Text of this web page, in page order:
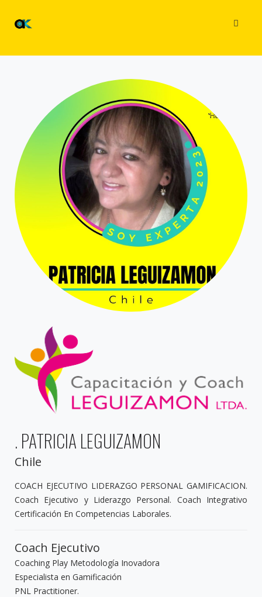
. PATRICIA LEGUIZAMON
Chile
COACH EJECUTIVO LIDERAZGO PERSONAL GAMIFICACION.
Coach Ejecutivo y Liderazgo Personal. Coach Integrativo
Certificación En Competencias Laborales.
Coach Ejecutivo
Coaching Play Metodología Inovadora
Especialista en Gamificación
PNL Practitioner.